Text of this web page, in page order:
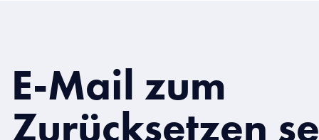
E-Mail zum
Zurücksetzen